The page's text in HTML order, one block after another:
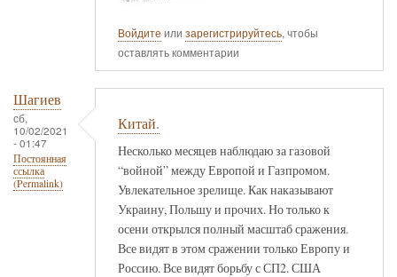
Войдите или зарегистрируйтесь, чтобы
оставлять комментарии
Шагиев
сб,
10/02/2021
- 01:47
Постоянная
ссылка
(Permalink)
Китай.
Несколько месяцев наблюдаю за газовой
“войной” между Европой и Газпромом.
Увлекательное зрелище. Как наказывают
Украину, Польшу и прочих. Но только к
осени открылся полный масштаб сражения.
Все видят в этом сражении только Европу и
Россию. Все видят борьбу с СП2. США